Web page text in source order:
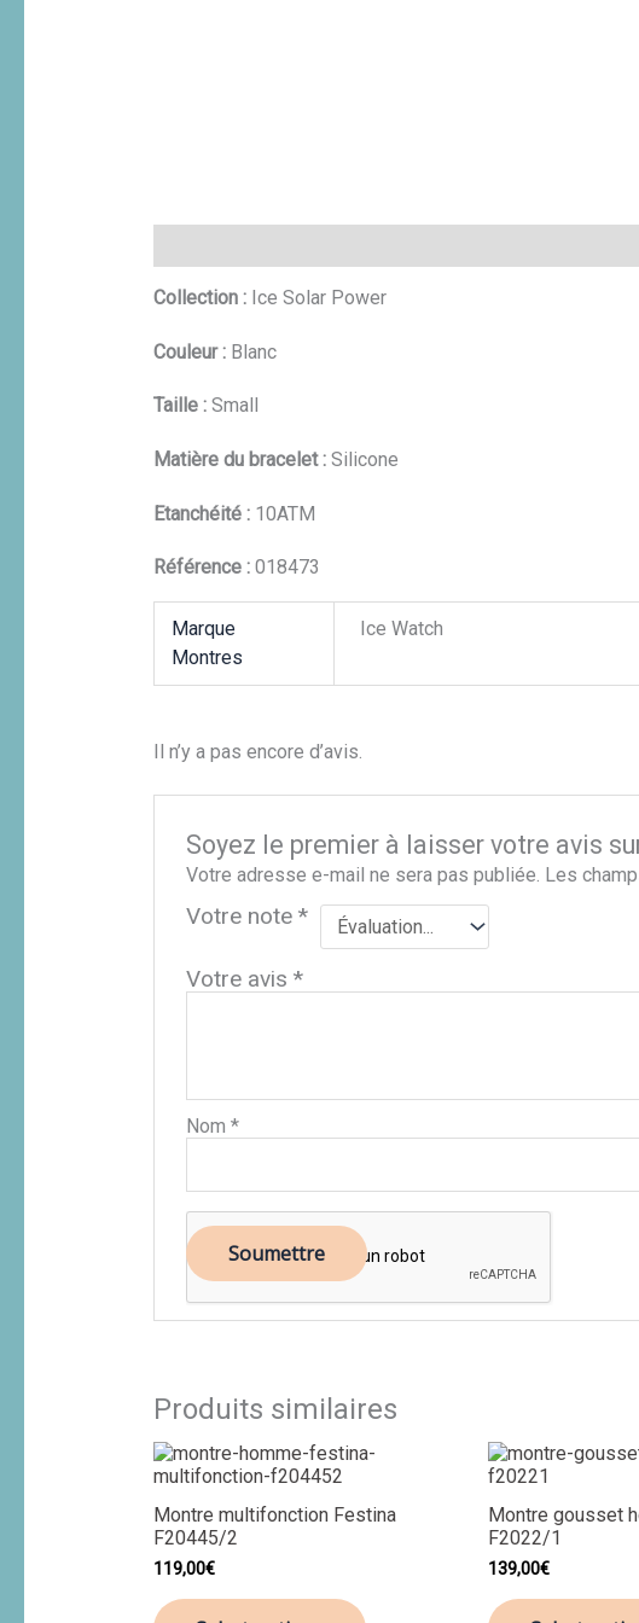
Collection : Ice Solar Power
Couleur : Blanc
Taille : Small
Matière du bracelet : Silicone
Etanchéité : 10ATM
Référence : 018473
Marque
Montres
Ice Watch
Il n’y a pas encore d’avis.
Soyez le premier à laisser votre avis
Votre adresse e-mail ne sera pas publiée. Les
Votre note*
Votre avis*
Nom*
Produits similaires
Montre multifonction Festina
F20445/2
119,00€
Montre gousset
F2022/1
139,00€